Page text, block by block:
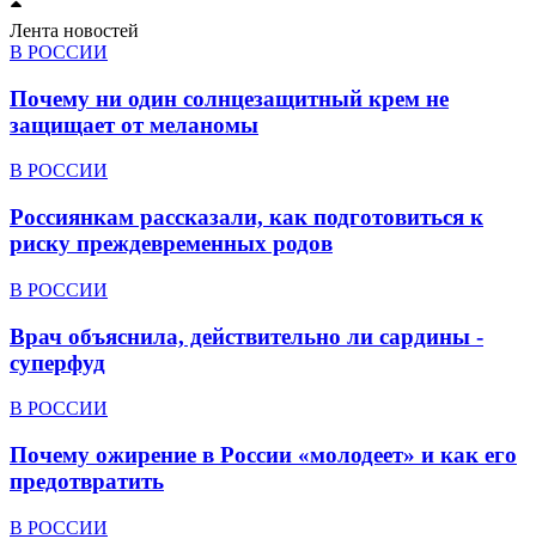
Лента новостей
В РОССИИ
Почему ни один солнцезащитный крем не
защищает от меланомы
В РОССИИ
Россиянкам рассказали, как подготовиться к
риску преждевременных родов
В РОССИИ
Врач объяснила, действительно ли сардины -
суперфуд
В РОССИИ
Почему ожирение в России «молодеет» и как его
предотвратить
В РОССИИ